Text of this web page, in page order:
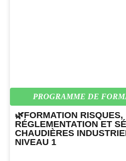
PROGRAMME DE
🌿FORMATION RISQUES,
RÉGLEMENTATION ET
CHAUDIÈRES
NIVEAU 1